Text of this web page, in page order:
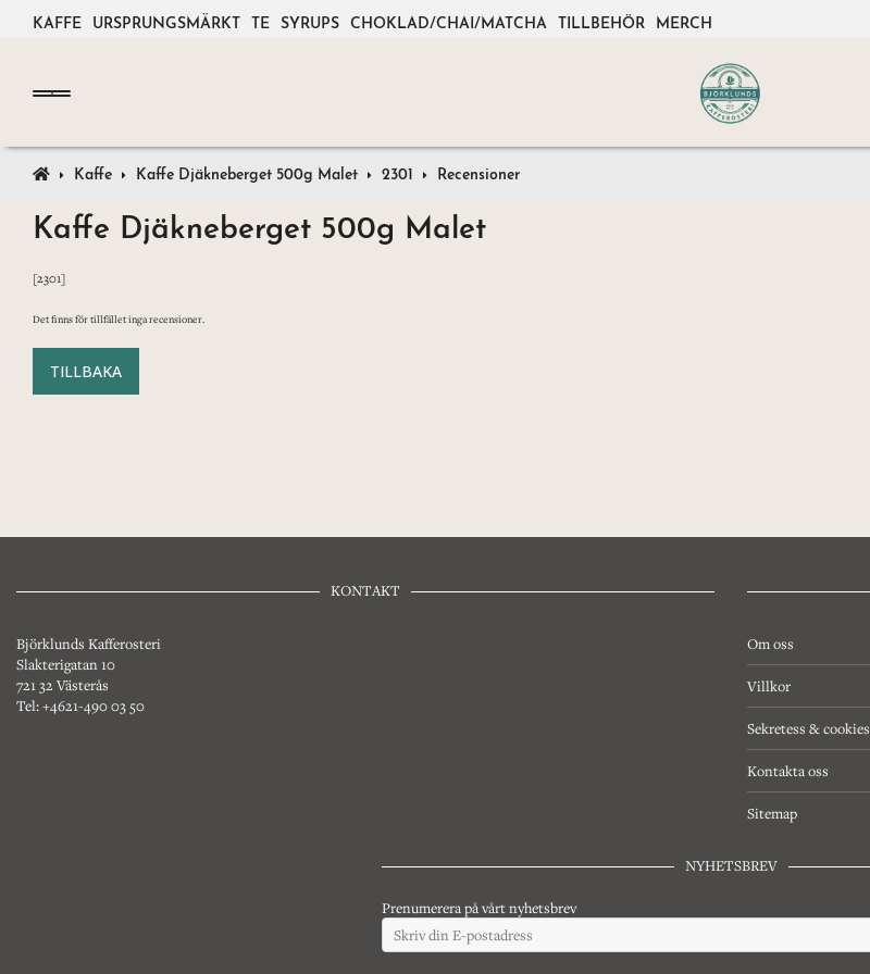
KAFFE URSPRUNGSMÄRKT TE SYRUPS CHOKLAD/CHAI/MATCHA TILLBEHÖR MERCH
Kaffe Kaffe Djäkneberget 500g Malet 2301 Recensioner
Kaffe Djäkneberget 500g Malet
[2301]
Det finns för tillfället inga recensioner.
TILLBAKA
KONTAKT
Björklunds Kafferosteri
Slakterigatan 10
721 32 Västerås
Tel: +4621-490 03 50
Om oss
Villkor
Sekretess & cookies
Kontakta oss
Sitemap
NYHETSBREV
Prenumerera på vårt nyhetsbrev